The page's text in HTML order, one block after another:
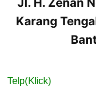
Karang
Telp(Klick)